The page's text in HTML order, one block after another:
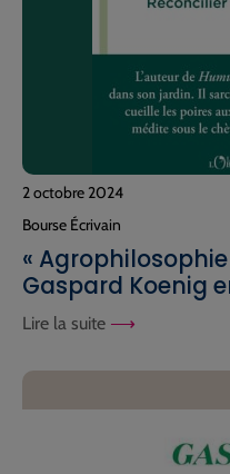
2 octobre 2024
Bourse Écrivain
«
Gaspard Koenig
Lire la suite